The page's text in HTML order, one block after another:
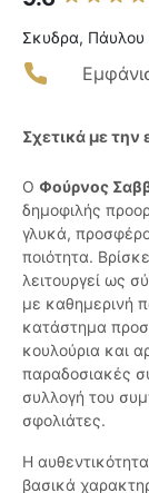
Σκυδρα,
Σχετικά με την
Ο Φούρνος
δημοφιλής
γλυκά,
ποιότητα.
λειτουργεί ως
με καθημερινή
κατάστημα
κουλούρια και
παραδοσιακές
συλλογή του
σφολιάτες.
Η
βασικά